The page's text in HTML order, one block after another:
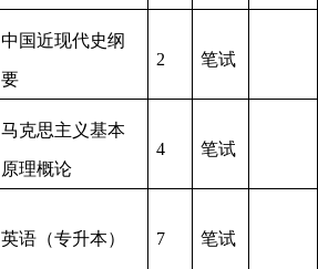
中国近现代史纲
要
2 笔试
马克思主义基本
原理概论
4 笔试
英语 （专升本） 7 笔试